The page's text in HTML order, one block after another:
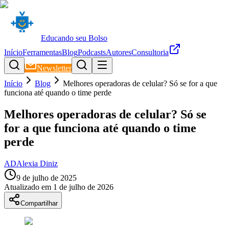
Educando seu Bolso
InícioFerramentasBlogPodcastsAutoresConsultoria
Newsletter
Início
Blog
Melhores operadoras de celular? Só se for a que
funciona até quando o time perde
Melhores operadoras de celular? Só se
for a que funciona até quando o time
perde
ADAlexia Diniz
9 de julho de 2025
Atualizado em 1 de julho de 2026
Compartilhar